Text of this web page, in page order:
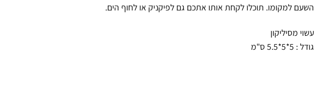
השעם למקומו. תוכלו לקחת אותו אתכם גם לפיקניק או לחוף הים.
עשוי מסיליקון
גודל : 5*5*5.5 ס"מ